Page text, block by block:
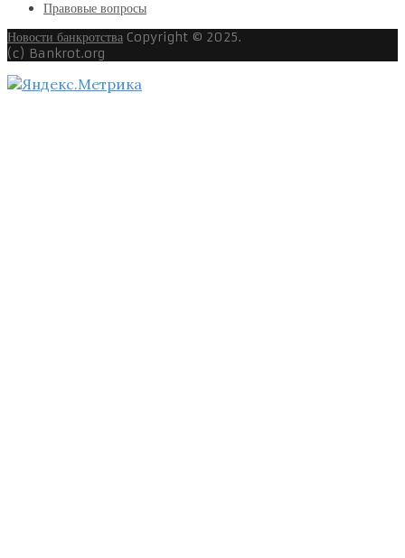
Правовые вопросы
Новости банкротства Copyright © 2025.
(c) Bankrot.org